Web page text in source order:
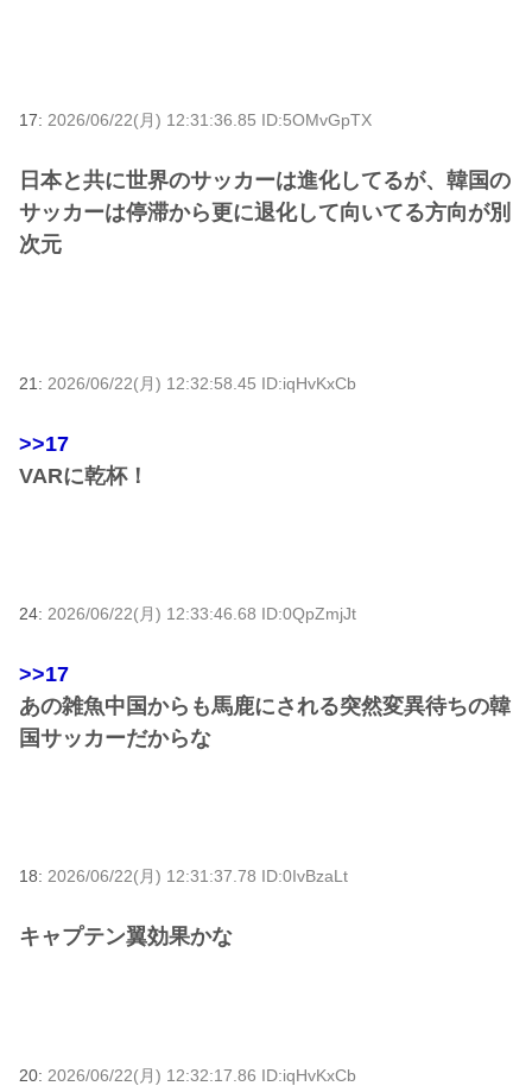
17: 2026/06/22(月) 12:31:36.85 ID:5OMvGpTX
日本と共に世界のサッカーは進化してるが、韓国の
サッカーは停滞から更に退化して向いてる方向が別
次元
21: 2026/06/22(月) 12:32:58.45 ID:iqHvKxCb
>>17
VARに乾杯！
24: 2026/06/22(月) 12:33:46.68 ID:0QpZmjJt
>>17
あの雑魚中国からも馬鹿にされる突然変異待ちの韓
国サッカーだからな
18: 2026/06/22(月) 12:31:37.78 ID:0IvBzaLt
キャプテン翼効果かな
20: 2026/06/22(月) 12:32:17.86 ID:iqHvKxCb